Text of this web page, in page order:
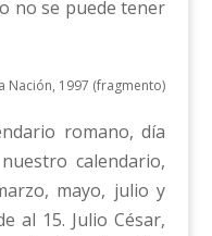
no se puede tener
Nación, 1997 (fragmento)
romano, día
calendario,
mayo, julio y
al 15. Julio César,